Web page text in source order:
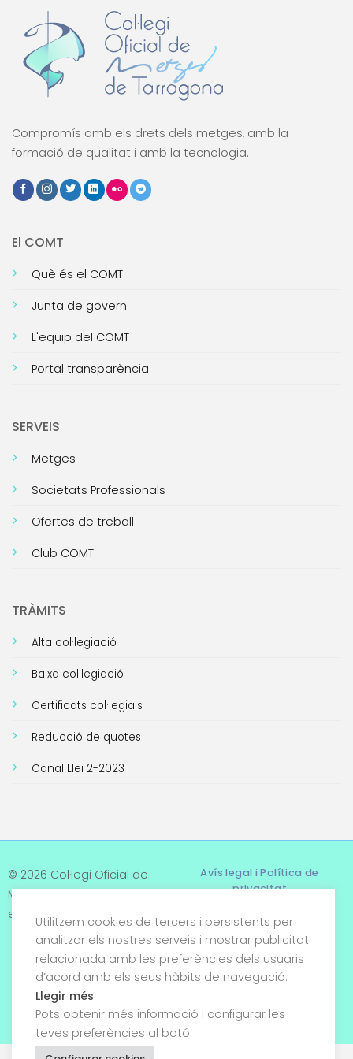
Compromís amb els drets dels metges, amb la
formació de qualitat i amb la tecnologia.
El COMT
Què és el COMT
Junta de govern
L'equip del COMT
Portal transparència
SERVEIS
Metges
Societats Professionals
Ofertes de treball
Club COMT
TRÀMITS
Alta col·legiació
Baixa col·legiació
Certificats col·legials
Reducció de quotes
Canal Llei 2-2023
© 2026 Col·legi Oficial de
Metges de Tarragona. Tots
els drets reservats
Avís legal i Política de
privacitat
Termes i condicions
Política de cookies
Utilitzem cookies de tercers i persistents per
analitzar els nostres serveis i mostrar publicitat
relacionada amb les preferències dels usuaris
d’acord amb els seus hàbits de navegació.
Llegir més
Pots obtenir més informació i configurar les
teves preferències al botó.